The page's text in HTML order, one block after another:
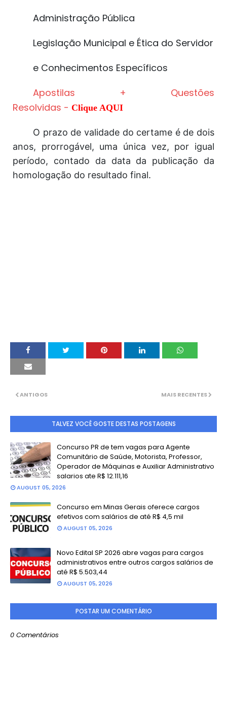
Administração Pública
Legislação Municipal e Ética do Servidor
e Conhecimentos Específicos
Apostilas + Questões
Resolvidas - Clique AQUI
O prazo de validade do certame é de dois
anos, prorrogável, uma única vez, por igual
período, contado da data da publicação da
homologação do resultado final.
MAIS RECENTES
ANTIGOS
TALVEZ VOCÊ GOSTE DESTAS POSTAGENS
Concurso PR de tem vagas para Agente
Comunitário de Saúde, Motorista, Professor,
Operador de Máquinas e Auxiliar Administrativo
salarios ate R$ 12.111,16
AUGUST 05, 2026
Concurso em Minas Gerais oferece cargos
efetivos com salários de até R$ 4,5 mil
AUGUST 05, 2026
Novo Edital SP 2026 abre vagas para cargos
administrativos entre outros cargos salários de
até R$ 5.503,44
AUGUST 05, 2026
POSTAR UM COMENTÁRIO
0 Comentários